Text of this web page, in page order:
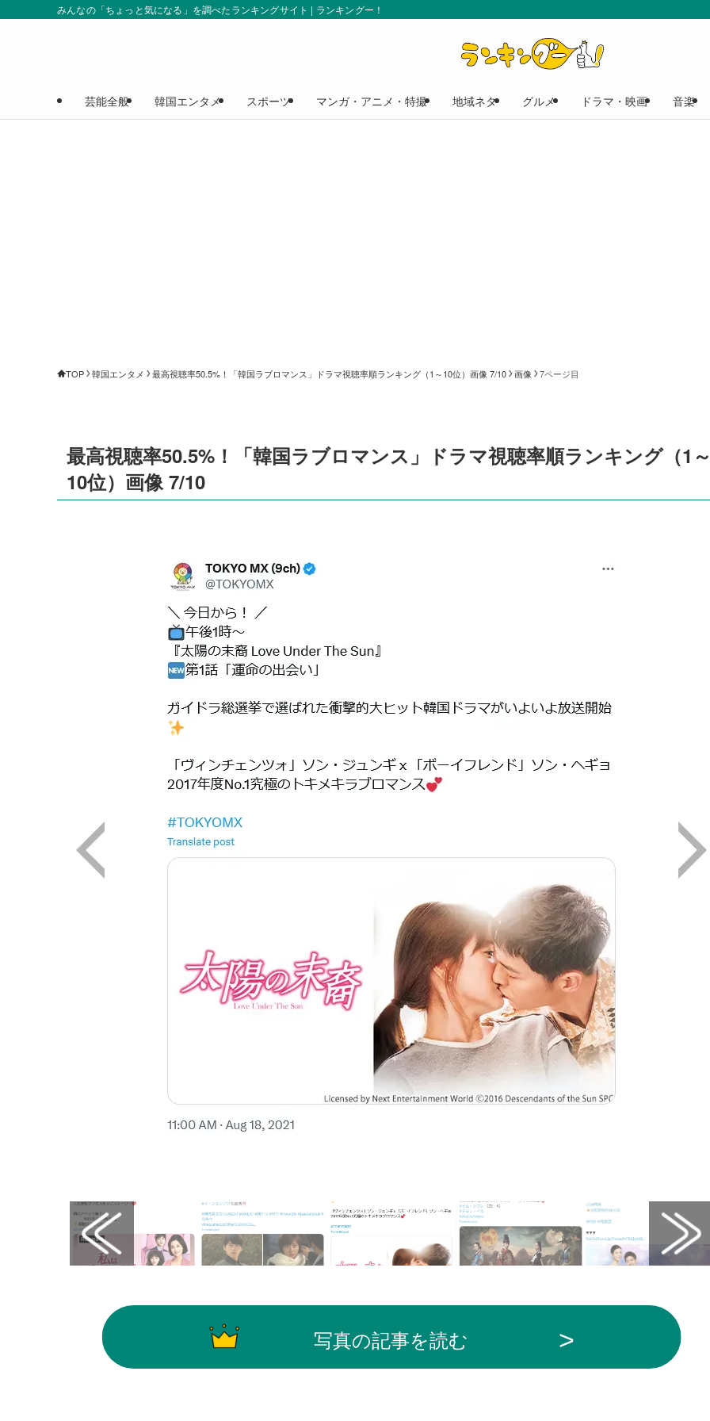
みんなの「ちょっと気になる」を調べたランキングサイト | ランキングー！
芸能全般 韓国エンタメ スポーツ マンガ・アニメ・特撮 地域ネタ グルメ ドラマ・映画 音楽
TOP 韓国エンタメ 最高視聴率50.5%！「韓国ラブロマンス」ドラマ視聴率順ランキング（1～10位）画像 7/10 画像 7ページ目
最高視聴率50.5%！「韓国ラブロマンス」ドラマ視聴率順ランキング（1
10位）画像 7/10
写真の記事を読む